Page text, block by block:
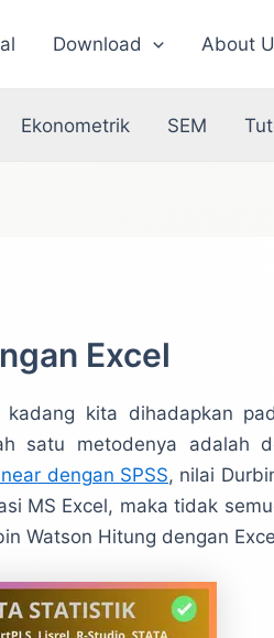
Download About
Ekonometrik SEM
Excel
kadang kita dihadapkan
satu metodenya adalah
dengan SPSS, nilai
MS Excel, maka tidak
Watson Hitung dengan